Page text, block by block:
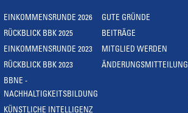
EINKOMMENSRUNDE 2026
RÜCKBLICK BBK 2025
EINKOMMENSRUNDE 2023
RÜCKBLICK BBK 2023
BBNE -
NACHHALTIGKEITSBILDUNG
KÜNSTLICHE INTELLIGENZ
GUTE GRÜNDE
BEITRÄGE
MITGLIED WERDEN
ÄNDERUNGSMITTEILUNG